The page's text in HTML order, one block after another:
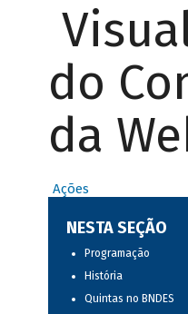
do
da
Ações
NESTA SEÇÃO
Programação
História
Quintas no BNDES